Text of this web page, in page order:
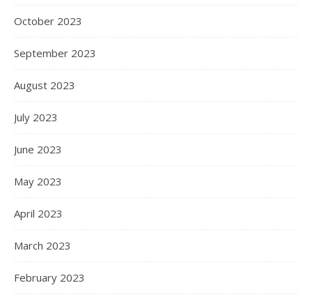
October 2023
September 2023
August 2023
July 2023
June 2023
May 2023
April 2023
March 2023
February 2023